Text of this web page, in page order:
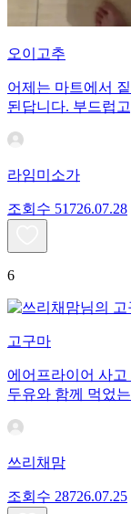
오이고추
어제는 마트에서
된답니다. 부드럽
라임미소가
조회수 51726.07.28
6
고구마
에어프라이어 사
두유와 함께 먹었
쓰리채맘
조회수 28726.07.25